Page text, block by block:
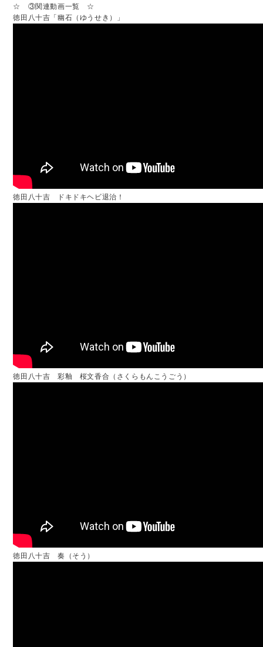
☆ ③関連動画一覧 ☆
徳田八十吉「幽石（ゆうせき）」
徳田八十吉 ドキドキヘビ退治！
徳田八十吉 彩釉 桜文香合（さくらもんこうごう）
徳田八十吉 奏（そう）